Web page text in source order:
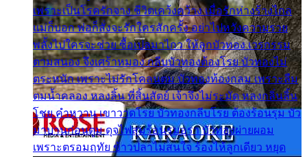
เพราะเป็นโรครักจาง ชีวิตเคว้งคว้าง เมื่อรักห่างร้างไกล
แม่ก็บอก พ่อก็สั่งจะรักใครสักครั้ง อย่าไปหวังความรวย
พลั้งไปใครจะช่วย ซื้อเปลมาไกว ให้ลูกบัวทอง เวรกรรม
ตามสนอง จึงเศร้าหมอง กลีบบัวทองต้องโรย บัวทองไม่
ตระหนัก เพราะไม่รักโคลนตม บัวทองท้องกลม เพราะลืม
ตมน้ำคลอง หลงลิ้น ที่สิ้นสัตย์ เจ้าจึงไม่ระมัด หลงกลิ่นลิ้น
โชย คำหวาน เขาวาดโรย บัวทองกลีบโรย ต้องร้อนรุม บัว
มาบานก่อนตูม ดุจไฟสุมร้อนรุมอุรา บัวทองผ่ายผอม
เพราะตรอมฤทัย ข้าวปลาไม่สนใจ ร้องไห้ลูกเดียว หยุด